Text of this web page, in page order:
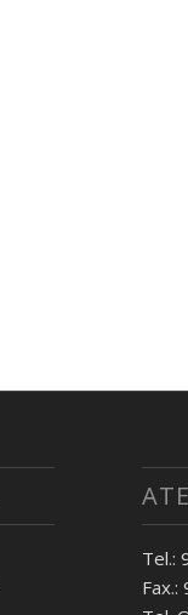
Tel.:
Fax.: